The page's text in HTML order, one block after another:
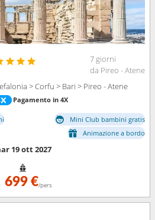
7 giorni
da Pireo - Atene
> Corfu > Bari > Pireo - Atene
Pagamento in 4X
Mini Club bambini gratis
Animazione a bordo
19 ott 2027
699 €/pers